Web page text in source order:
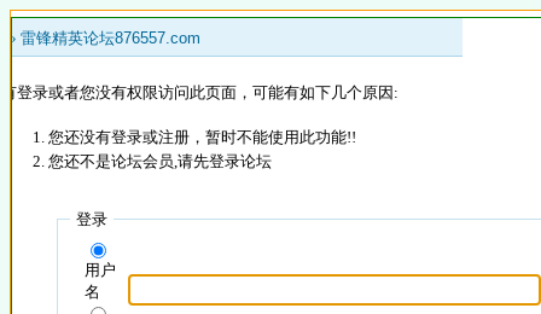
» 雷锋精英论坛876557.com
登录或者您没有权限访问此页面，可能有如下几个原因:
您还没有登录或注册，暂时不能使用此功能!!
您还不是论坛会员,请先登录论坛
登录
用户
名